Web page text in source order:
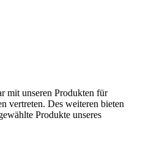
mit unseren Produkten für
vertreten. Des weiteren bieten
Produkte unseres